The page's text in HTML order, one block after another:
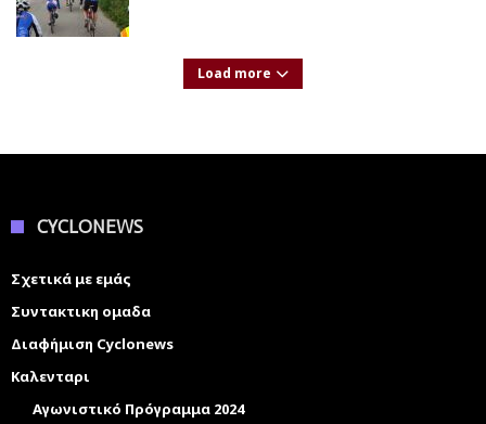
Load more
CYCLONEWS
Σχετικά με εμάς
Συντακτικη ομαδα
Διαφήμιση Cyclonews
Καλενταρι
Αγωνιστικό Πρόγραμμα 2024